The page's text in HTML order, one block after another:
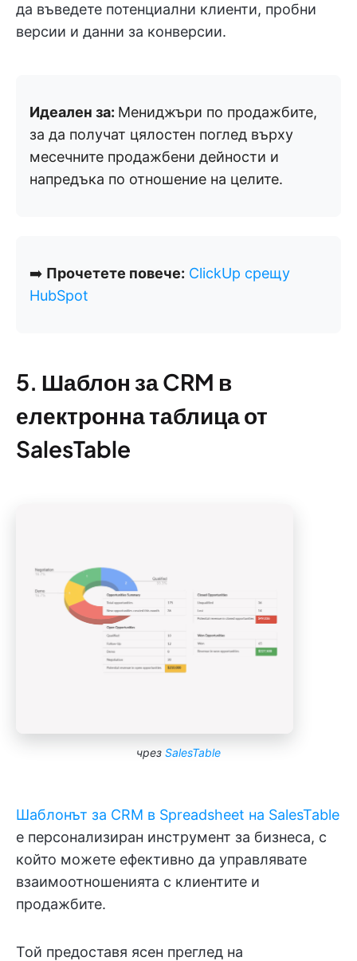
да въведете потенциални клиенти, пробни
версии и данни за конверсии.
Идеален за: Мениджъри по продажбите,
за да получат цялостен поглед върху
месечните продажбени дейности и
напредъка по отношение на целите.
➡️ Прочетете повече: ClickUp срещу
HubSpot
5. Шаблон за CRM в
електронна таблица от
SalesTable
чрез SalesTable
Шаблонът за CRM в Spreadsheet на SalesTable
е персонализиран инструмент за бизнеса, с
който можете ефективно да управлявате
взаимоотношенията с клиентите и
продажбите.
Той предоставя ясен преглед на